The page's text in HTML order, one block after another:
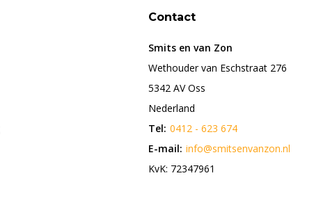
Contact
Smits en van Zon
Wethouder van Eschstraat 276
5342 AV Oss
Nederland
Tel: 0412 - 623 674
E-mail: info@smitsenvanzon.nl
KvK: 72347961